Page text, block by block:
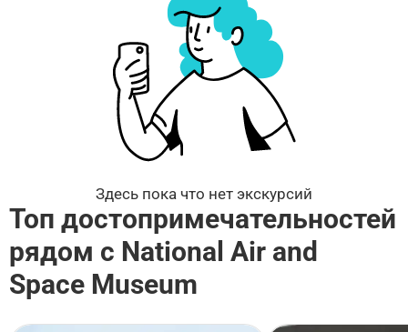
Здесь пока что нет экскурсий
Топ достопримечательностей
рядом с National Air and
Space Museum